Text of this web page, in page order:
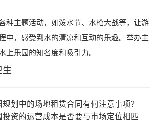
种主题活动，如泼水节、水枪大战等，让游
中，感受到水的清凉和互动的乐趣。举办主
上乐园的知名度和吸引力。
生
规划中的场地租赁合同有何注意事项？
投资的运营成本是否要与市场定位相匹